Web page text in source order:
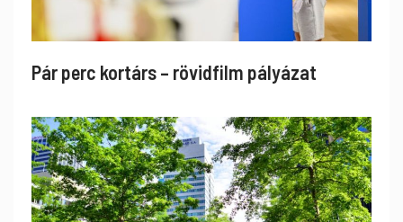
Pár perc kortárs – rövidfilm pályázat